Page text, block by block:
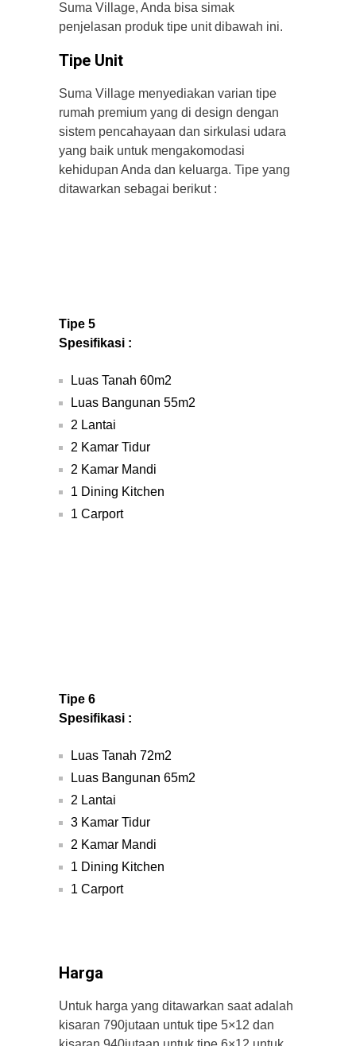
Suma Village, Anda bisa simak
penjelasan produk tipe unit dibawah ini.
Tipe Unit
Suma Village menyediakan varian tipe
rumah premium yang di design dengan
sistem pencahayaan dan sirkulasi udara
yang baik untuk mengakomodasi
kehidupan Anda dan keluarga. Tipe yang
ditawarkan sebagai berikut :
Tipe 5
Spesifikasi :
Luas Tanah 60m2
Luas Bangunan 55m2
2 Lantai
2 Kamar Tidur
2 Kamar Mandi
1 Dining Kitchen
1 Carport
Tipe 6
Spesifikasi :
Luas Tanah 72m2
Luas Bangunan 65m2
2 Lantai
3 Kamar Tidur
2 Kamar Mandi
1 Dining Kitchen
1 Carport
Harga
Untuk harga yang ditawarkan saat adalah
kisaran 790jutaan untuk tipe 5×12 dan